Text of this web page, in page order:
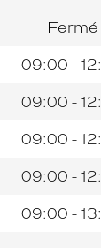
l’après-Fermé
09:00 -
09:00 -
09:00 -
09:00 -
09:00 -
l’après-